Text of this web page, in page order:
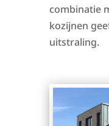
combinatie
kozijnen
uitstraling.